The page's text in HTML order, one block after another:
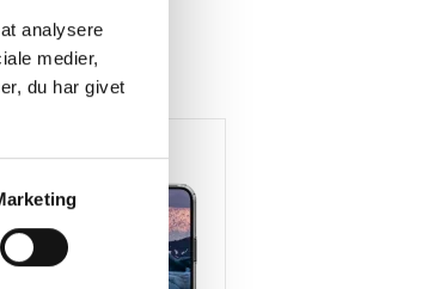
analysere
medier,
du har givet